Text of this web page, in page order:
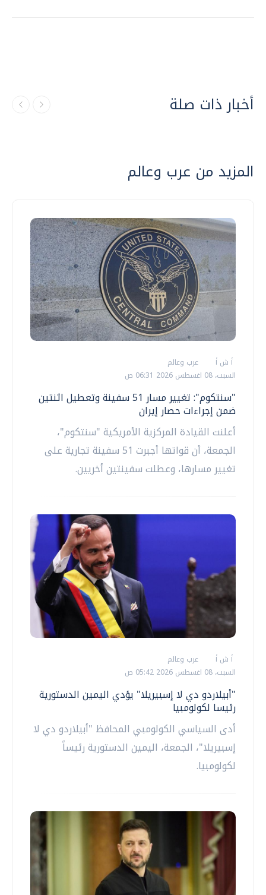
أخبار ذات صلة
المزيد من عرب وعالم
أ ش أ
عرب وعالم
السبت، 08 اغسطس 2026 06:31 ص
"سنتكوم": تغيير مسار 51 سفينة وتعطيل اثنتين
ضمن إجراءات حصار إيران
أعلنت القيادة المركزية الأمريكية "سنتكوم"،
الجمعة، أن قواتها أجبرت 51 سفينة تجارية على
تغيير مسارها، وعطلت سفينتين أخريين.
أ ش أ
عرب وعالم
السبت، 08 اغسطس 2026 05:42 ص
"أبيلاردو دي لا إسبيريلا" يؤدي اليمين الدستورية
رئيسا لكولومبيا
أدى السياسي الكولومبي المحافظ "أبيلاردو دي لا
إسبيريلا"، الجمعة، اليمين الدستورية رئيساً
لكولومبيا.